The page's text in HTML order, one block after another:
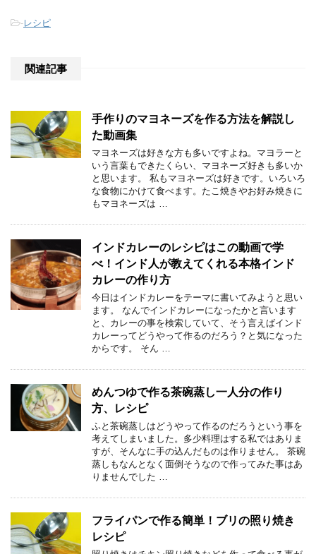
-レシピ
関連記事
手作りのマヨネーズを作る方法を解説し
た動画集
マヨネーズは好きな方も多いですよね。マヨラーと
いう言葉もできたくらい、マヨネーズ好きも多いか
と思います。 私もマヨネーズは好きです。いろいろ
な食物にかけて食べます。たこ焼きやお好み焼きに
もマヨネーズは …
インドカレーのレシピはこの動画で学
べ！インド人が教えてくれる本格インド
カレーの作り方
今日はインドカレーをテーマに書いてみようと思い
ます。 なんでインドカレーになったかと言います
と、カレーの事を検索していて、そう言えばインド
カレーってどうやって作るのだろう？と気になった
からです。 そん …
めんつゆで作る茶碗蒸し一人分の作り
方、レシピ
ふと茶碗蒸しはどうやって作るのだろうという事を
考えてしまいました。多少料理はする私ではありま
すが、そんなに手の込んだものは作りません。 茶碗
蒸しもなんとなく面倒そうなので作ってみた事はあ
りませんでした …
フライパンで作る簡単！ブリの照り焼き
レシピ